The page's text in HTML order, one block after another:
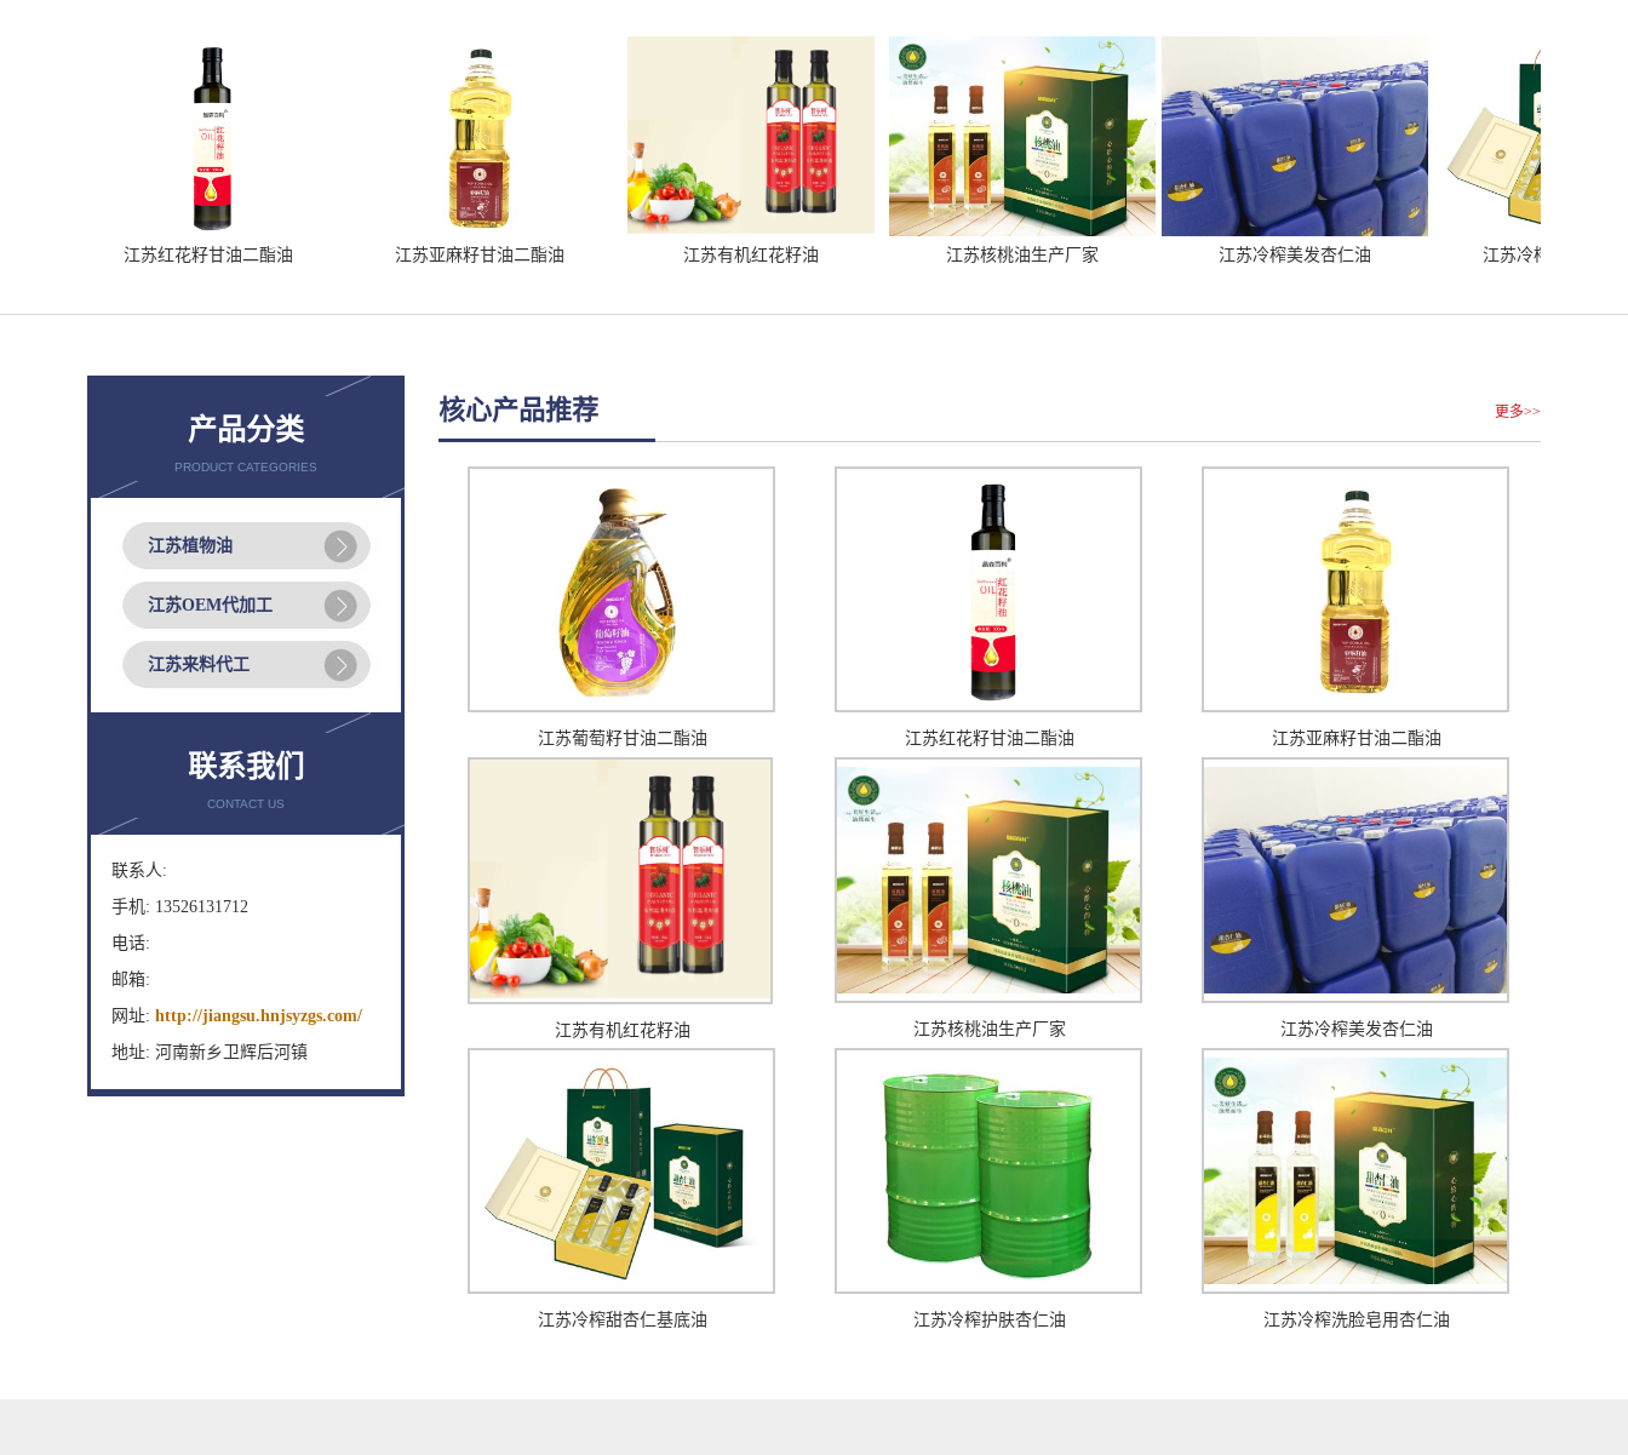
江苏红花籽甘油二酯油 江苏亚麻籽甘油二酯油 江苏有机红花籽油 江苏核桃油生产厂家 江苏冷榨美发杏仁油 江苏冷榨甜杏仁基底油
产品分类
PRODUCT CATEGORIES
江苏植物油
江苏OEM代加工
江苏来料代工
联系我们
CONTACT US
联系人:
手机: 13526131712
电话:
邮箱:
网址: http://jiangsu.hnjsyzgs.com/
地址: 河南新乡卫辉后河镇
更多>>
核心产品推荐
江苏葡萄籽甘油二酯油 江苏红花籽甘油二酯油 江苏亚麻籽甘油二酯油
江苏有机红花籽油 江苏核桃油生产厂家 江苏冷榨美发杏仁油
江苏冷榨甜杏仁基底油 江苏冷榨护肤杏仁油 江苏冷榨洗脸皂用杏仁油